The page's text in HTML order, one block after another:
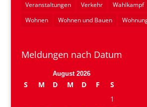
Veranstaltungen
Verkehr Wahlkampf
Wohnen
Wohnen und Bauen
Meldungen nach Datum
August 2026
S M D M D F
S
1